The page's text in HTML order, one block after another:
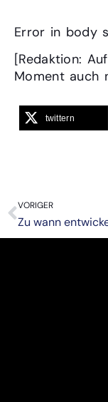
Error in body
[Redaktion:
Moment auch
twittern
VORIGER